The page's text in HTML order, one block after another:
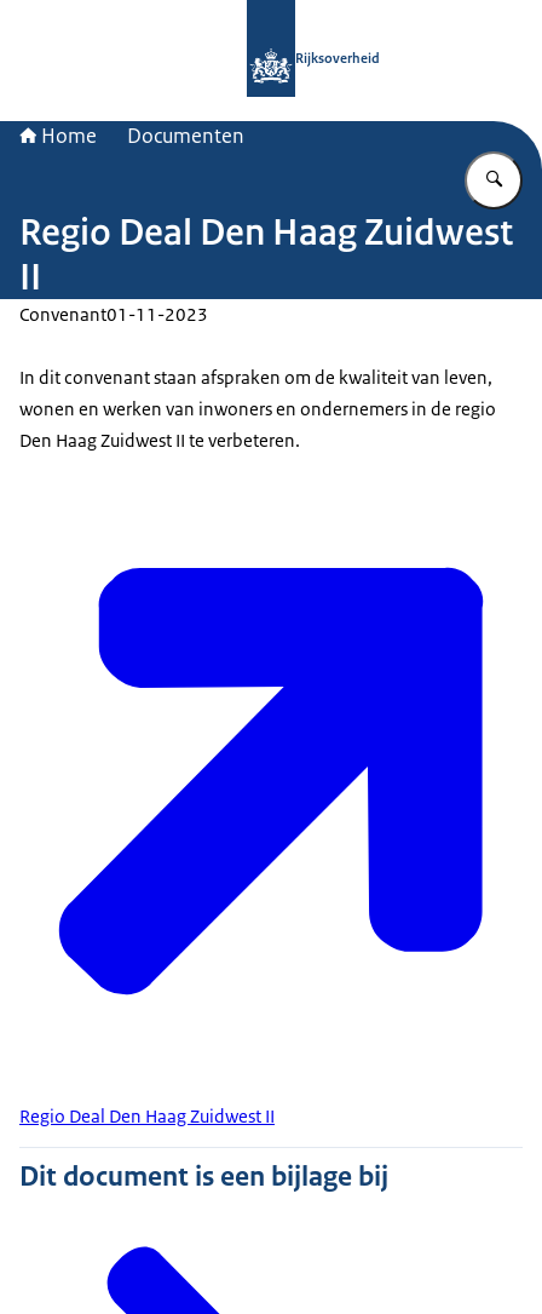
Rijksoverheid
Home Documenten
Regio Deal Den Haag Zuidwest
II
Convenant01-11-2023
In dit convenant staan afspraken om de kwaliteit van leven,
wonen en werken van inwoners en ondernemers in de regio
Den Haag Zuidwest II te verbeteren.
Regio Deal Den Haag Zuidwest II
Dit document is een bijlage bij